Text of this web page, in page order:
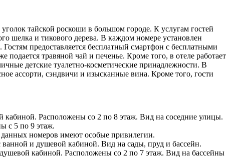
тайской роскоши в большом городе. К услугам гостей
шелка и тикового дерева. В каждом номере установлен
предоставляется бесплатный смартфон с бесплатными
травяной чай и печенье. Кроме того, в отеле работает
детские туалетно-косметические принадлежности. В
ассорти, сэндвичи и изысканные вина. Кроме того, гости
кабиной. Расположены со 2 по 8 этаж. Вид на соседние улицы.
с 5 по 9 этаж.
номеров имеют особые привилегии.
ванной и душевой кабиной. Вид на сады, пруд и бассейн.
кабиной. Расположены со 2 по 7 этаж. Вид на бассейны